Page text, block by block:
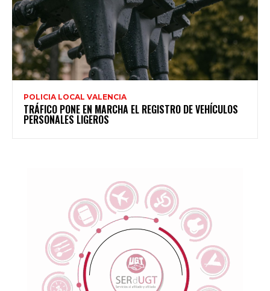
POLICIA LOCAL VALENCIA
TRÁFICO PONE EN MARCHA EL REGISTRO DE VEHÍCULOS
PERSONALES LIGEROS